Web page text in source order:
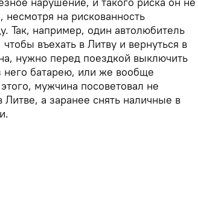
несмотря на рискованность
Так, например, один автолюбитель
въехать в Литву и вернуться в
нужно перед поездкой выключить
батарею, или же вообще
мужчина посоветовал не
Литве, а заранее снять наличные в